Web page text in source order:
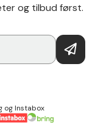
og tilbud først.
og Instabox